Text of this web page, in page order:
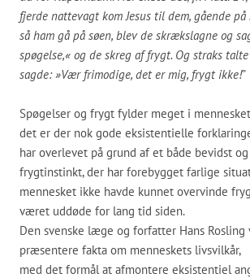
fjerde nattevagt kom Jesus til dem, gående på
så ham gå på søen, blev de skrækslagne og
spøgelse,« og de skreg af frygt. Og straks
sagde: »Vær frimodige, det er mig, frygt ikke!”
Spøgelser og frygt fylder meget i
det er der nok gode eksistentielle
har overlevet på grund af et både bevidst
frygtinstinkt, der har forebygget farlige
mennesket ikke havde kunnet overvinde
været uddøde for lang tid siden.
Den svenske læge og forfatter Hans
præsentere fakta om menneskets livsvilkår,
med det formål at afmontere eksistentiel